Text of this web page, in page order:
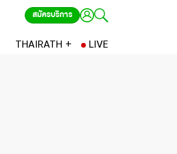
สมัครบริการ
THAIRATH + LIVE